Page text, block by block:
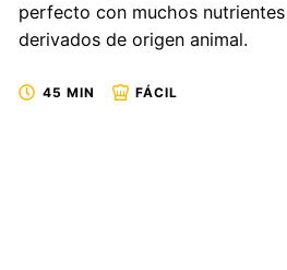
perfecto con muchos
derivados de origen animal.
45 MIN FÁCIL